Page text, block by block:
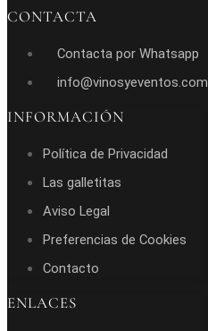
CONTACTA
Contacta por Whatsapp
info@vinosyeventos.com
INFORMACIÓN
Política de Privacidad
Las galletitas
Aviso Legal
Preferencias de Cookies
Contacto
ENLACES